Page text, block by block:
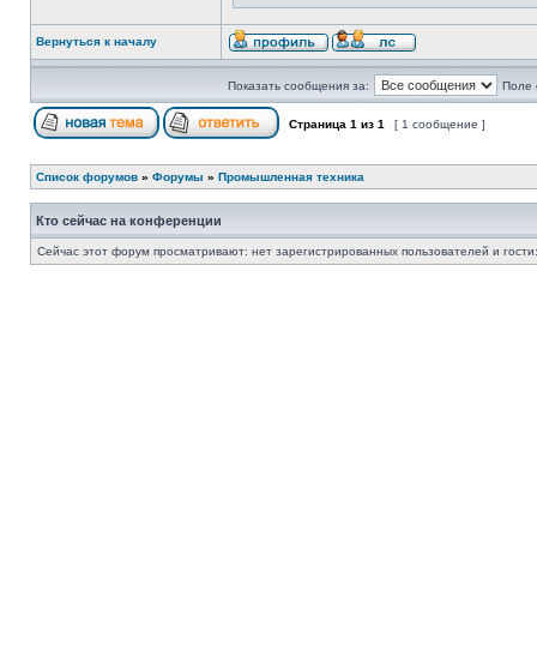
Вернуться к началу
Показать сообщения за: Поле
Страница 1 из 1 [ 1 сообщение ]
Список форумов » Форумы » Промышленная техника
Кто сейчас на конференции
Сейчас этот форум просматривают: нет зарегистрированных пользователей и